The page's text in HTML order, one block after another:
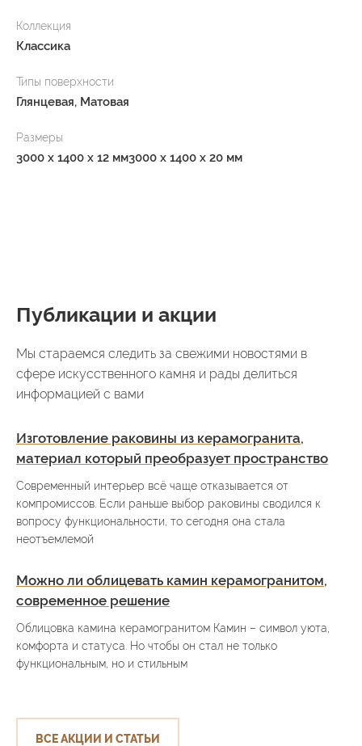
Коллекция
Классика
Типы поверхности
Глянцевая, Матовая
Размеры
3000 x 1400 x 12 мм3000 x 1400 x 20 мм
Публикации и акции
Мы стараемся следить за свежими новостями в
сфере искусственного камня и рады делиться
информацией с вами
Изготовление раковины из керамогранита,
материал который преобразует пространство
Современный интерьер всё чаще отказывается от
компромиссов. Если раньше выбор раковины сводился к
вопросу функциональности, то сегодня она стала
неотъемлемой
Можно ли облицевать камин керамогранитом,
современное решение
Облицовка камина керамогранитом Камин – символ уюта,
комфорта и статуса. Но чтобы он стал не только
функциональным, но и стильным
ВСЕ АКЦИИ И СТАТЬИ